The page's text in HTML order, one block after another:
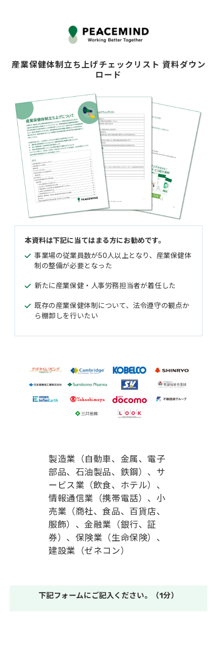
産業保健体制立ち上げチェックリスト 資料ダウン
ロード
本資料は下記に当てはまる方にお勧めです。
事業場の従業員数が50人以上となり、産業保健体
制の整備が必要となった
新たに産業保健・人事労務担当者が着任した
既存の産業保健体制について、法令遵守の観点か
ら棚卸しを行いたい
製造業（自動車、金属、電子
部品、石油製品、鉄鋼）、サ
ービス業（飲食、ホテル）、
情報通信業（携帯電話）、小
売業（商社、食品、百貨店、
服飾）、金融業（銀行、証
券）、保険業（生命保険）、
建設業（ゼネコン）
下記フォームにご記入ください。（1分）